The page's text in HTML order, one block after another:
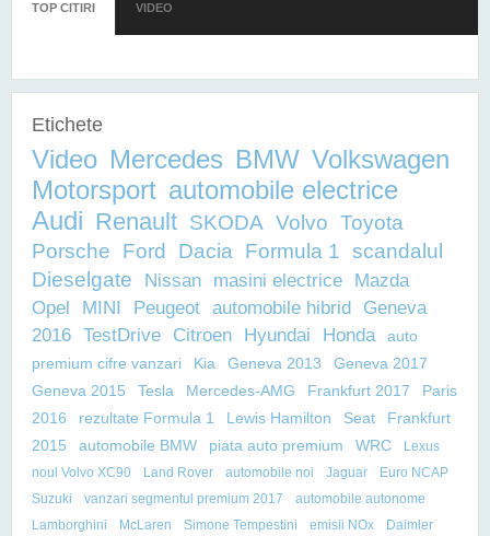
TOP CITIRI (TAB ACTIV)
VIDEO
Etichete
Video Mercedes BMW Volkswagen
Motorsport automobile electrice
Audi Renault SKODA Volvo Toyota
Porsche
Ford Dacia Formula 1 scandalul
Dieselgate
Nissan masini electrice
Mazda
Opel
MINI Peugeot automobile hibrid
Geneva
2016 TestDrive Citroen Hyundai Honda
auto
premium cifre vanzari
Kia Geneva 2013
Geneva 2017
Geneva 2015
Tesla Mercedes-AMG Frankfurt 2017
Paris
2016
rezultate Formula 1 Lewis Hamilton Seat
Frankfurt
2015
automobile BMW piata auto premium WRC
Lexus
noul Volvo XC90
Land Rover automobile noi Jaguar
Euro NCAP
Suzuki
vanzari segmentul premium 2017
automobile autonome
Lamborghini
McLaren Simone Tempestini emisii NOx Daimler